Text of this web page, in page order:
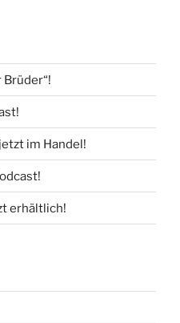
Brüder“!
im Handel!
erhältlich!